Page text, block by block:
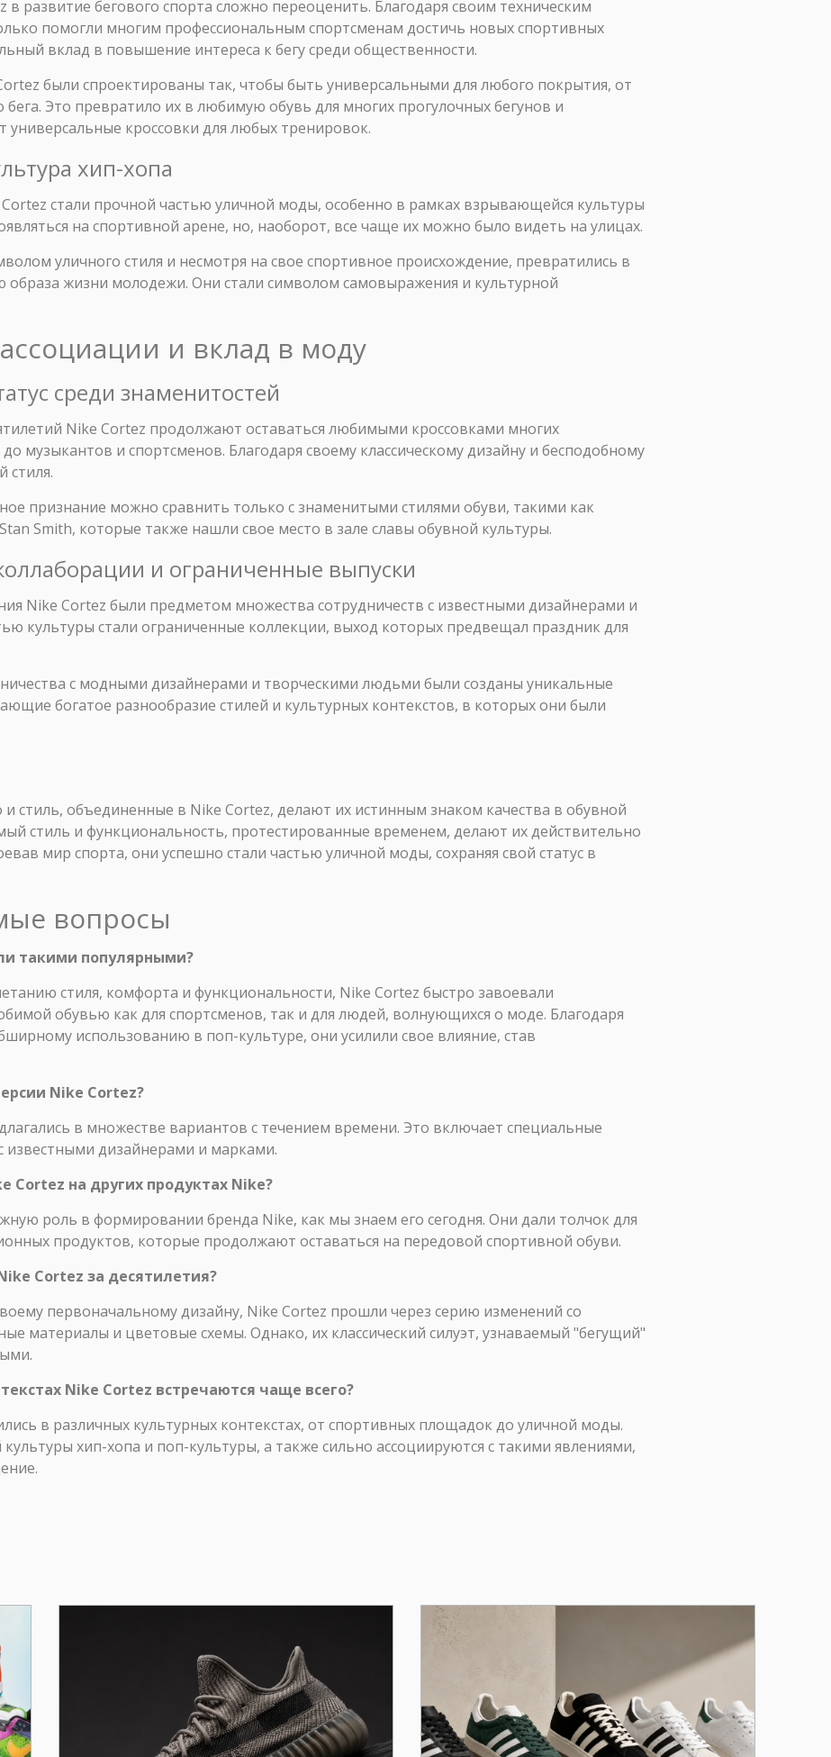
развитие бегового спорта сложно переоценить. Благодаря своим техническим
помогли многим профессиональным спортсменам достичь новых спортивных
вклад в повышение интереса к бегу среди общественности.
были спроектированы так, чтобы быть универсальными для любого покрытия, от
бега. Это превратило их в любимую обувь для многих прогулочных бегунов и
кроссовки для любых тренировок.
хип-хопа
стали прочной частью уличной моды, особенно в рамках взрывающейся культуры
на спортивной арене, но, наоборот, все чаще их можно было видеть на улицах.
уличного стиля и несмотря на свое спортивное происхождение, превратились в
образа жизни молодежи. Они стали символом самовыражения и культурной
и вклад в моду
среди знаменитостей
Nike Cortez продолжают оставаться любимыми кроссовками многих
музыкантов и спортсменов. Благодаря своему класcическому дизайну и бесподобному
стиля.
признание можно сравнить только с знаменитыми стилями обуви, такими как
Smith, которые также нашли свое место в зале славы обувной культуры.
и ограниченные выпуски
Nike Cortez были предметом множества сотрудничеств с известными дизайнерами и
культуры стали ограниченные коллекции, выход которых предвещал праздник для
с модными дизайнерами и творческими людьми были созданы уникальные
богатое разнообразие стилей и культурных контекстов, в которых они были
стиль, объединенные в Nike Cortez, делают их истинным знаком качества в обувной
стиль и функциональность, протестированные временем, делают их действительно
мир спорта, они успешно стали частью уличной моды, сохраняя свой статус в
вопросы
такими популярными?
стиля, комфорта и функциональности, Nike Cortez быстро завоевали
обувью как для спортсменов, так и для людей, волнующихся о моде. Благодаря
использованию в поп-культуре, они усилили свое влияние, став
Nike Cortez?
в множестве вариантов с течением времени. Это включает специальные
известными дизайнерами и марками.
Cortez на других продуктах Nike?
роль в формировании бренда Nike, как мы знаем его сегодня. Они дали толчок для
продуктов, которые продолжают оставаться на передовой спортивной обуви.
Cortez за десятилетия?
первоначальному дизайну, Nike Cortez прошли через серию изменений со
материалы и цветовые схемы. Однако, их классический силуэт, узнаваемый "бегущий"
Nike Cortez встречаются чаще всего?
в различных культурных контекстах, от спортивных площадок до уличной моды.
хип-хопа и поп-культуры, а также сильно ассоциируются с такими явлениями,